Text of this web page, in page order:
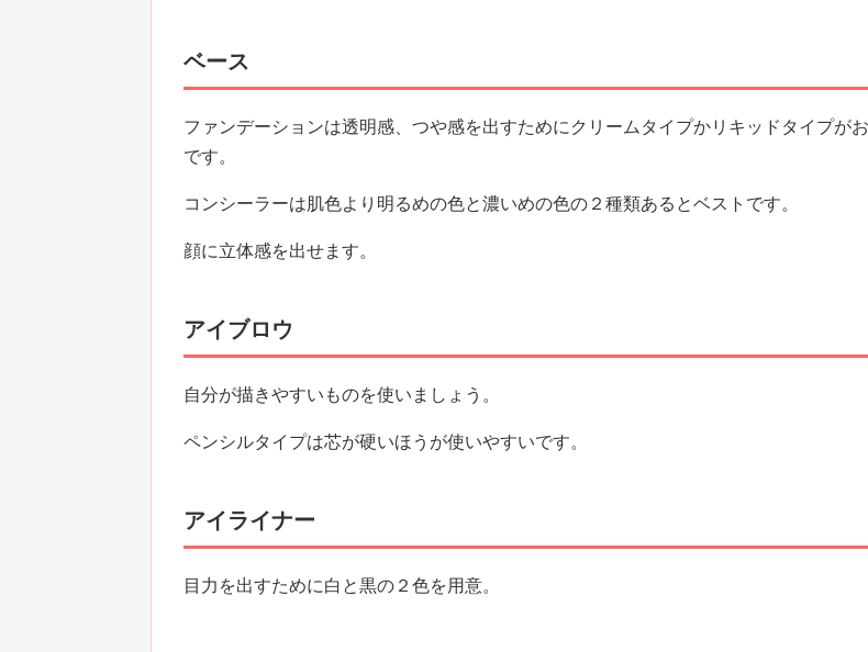
ベース
ファンデーションは透明感、つや感を出すためにクリームタイプかリキッドタイプが
です。
コンシーラーは肌色より明るめの色と濃いめの色の２種類あるとベストです。
顔に立体感を出せます。
アイブロウ
自分が描きやすいものを使いましょう。
ペンシルタイプは芯が硬いほうが使いやすいです。
アイライナー
目力を出すために白と黒の２色を用意。